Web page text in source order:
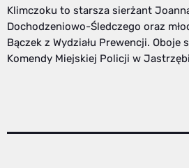
Klimczoku to starsza sierżant Joanna
Dochodzeniowo-Śledczego oraz
Bączek z Wydziału Prewencji. Oboje
Komendy Miejskiej Policji w